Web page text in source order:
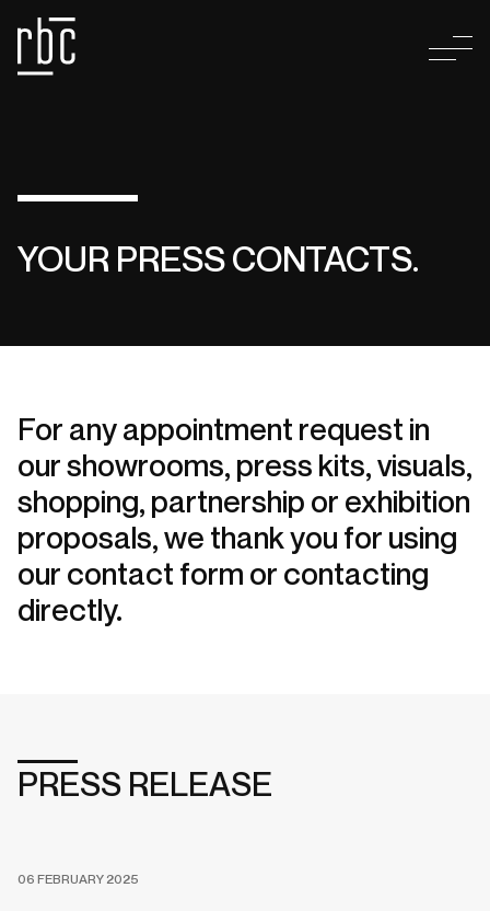
YOUR PRESS CONTACTS.
For any appointment request in
our showrooms, press kits, visuals,
shopping, partnership or exhibition
proposals, we thank you for using
our contact form or contacting
directly.
PRESS RELEASE
06 FEBRUARY 2025